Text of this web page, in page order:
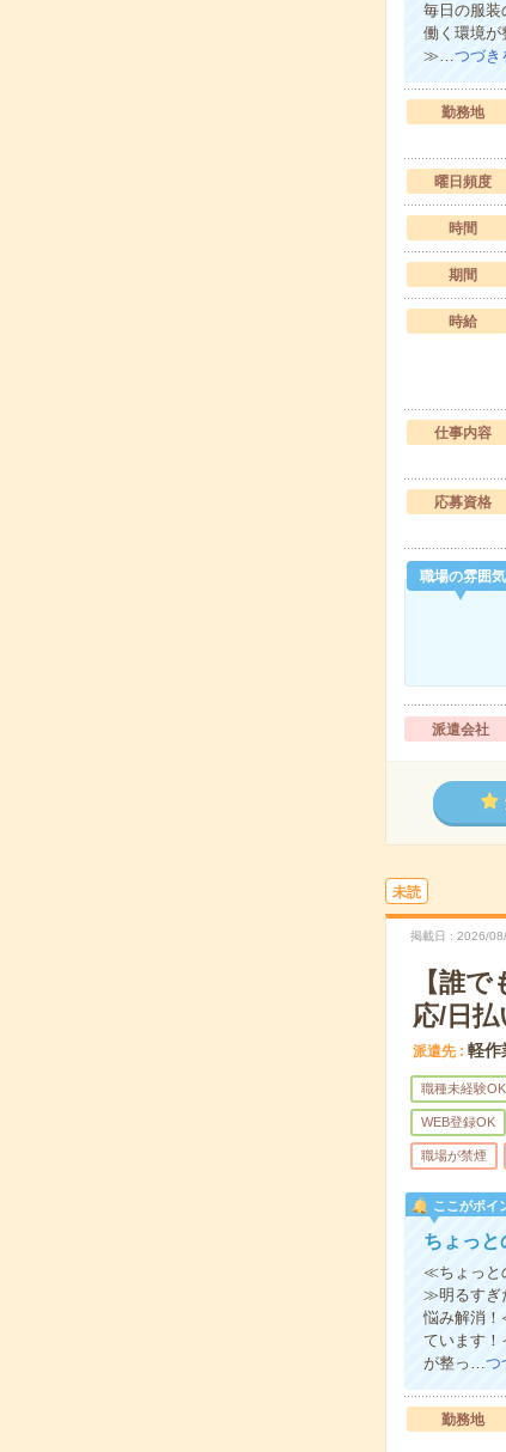
毎日の服
働く環境
≫…つづき
勤務地
曜日頻度
時間
期間
時給
仕事内容
応募資格
職場の雰囲気
派遣会社
未読
掲載日 2026/
【誰
応/日
派遣先 軽作
職種未経験OK
WEB登録OK
職場が禁煙
ここがポイ
ちょっと
≪ちょっと
≫明るすぎ
悩み解消
ています
が整っ…つ
勤務地